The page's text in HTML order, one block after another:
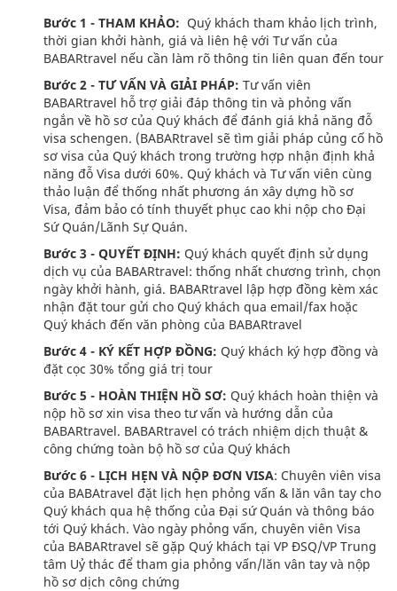
Bước 1 - THAM KHẢO: Quý khách tham khảo lịch trình,
thời gian khởi hành, giá và liên hệ với Tư vấn của
BABARtravel nếu cần làm rõ thông tin liên quan đến tour
Bước 2 - TƯ VẤN VÀ GIẢI PHÁP: Tư vấn viên
BABARtravel hỗ trợ giải đáp thông tin và phỏng vấn
ngắn về hồ sơ của Quý khách để đánh giá khả năng đỗ
visa schengen. (BABARtravel sẽ tìm giải pháp củng cố hồ
sơ visa của Quý khách trong trường hợp nhận định khả
năng đỗ Visa dưới 60%. Quý khách và Tư vấn viên cùng
thảo luận để thống nhất phương án xây dựng hồ sơ
Visa, đảm bảo có tính thuyết phục cao khi nộp cho Đại
Sứ Quán/Lãnh Sự Quán.
Bước 3 - QUYẾT ĐỊNH: Quý khách quyết định sử dụng
dịch vụ của BABARtravel: thống nhất chương trình, chọn
ngày khởi hành, giá. BABARtravel lập hợp đồng kèm xác
nhận đặt tour gửi cho Quý khách qua email/fax hoặc
Quý khách đến văn phòng của BABARtravel
Bước 4 - KÝ KẾT HỢP ĐỒNG: Quý khách ký hợp đồng và
đặt cọc 30% tổng giá trị tour
Bước 5 - HOÀN THIỆN HỒ SƠ: Quý khách hoàn thiện và
nộp hồ sơ xin visa theo tư vấn và hướng dẫn của
BABARtravel. BABARtravel có trách nhiệm dịch thuật &
công chứng toàn bộ hồ sơ của Quý khách
Bước 6 - LỊCH HẸN VÀ NỘP ĐƠN VISA: Chuyên viên visa
của BABAtravel đặt lịch hẹn phỏng vấn & lăn vân tay cho
Quý khách qua hệ thống của Đại sứ Quán và thông báo
tới Quý khách. Vào ngày phỏng vấn, chuyên viên Visa
của BABARtravel sẽ gặp Quý khách tại VP ĐSQ/VP Trung
tâm Uỷ thác để tham gia phỏng vấn/lăn vân tay và nộp
hồ sơ dịch công chứng